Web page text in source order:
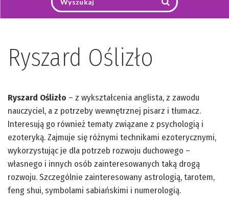
Ryszard Oślizło
Ryszard Oślizło – z wykształcenia anglista, z zawodu
nauczyciel, a z potrzeby wewnętrznej pisarz i tłumacz.
Interesują go również tematy związane z psychologią i
ezoteryką. Zajmuje się różnymi technikami ezoterycznymi,
wykorzystując je dla potrzeb rozwoju duchowego –
własnego i innych osób zainteresowanych taką drogą
rozwoju. Szczególnie zainteresowany astrologią, tarotem,
feng shui, symbolami sabiańskimi i numerologią.